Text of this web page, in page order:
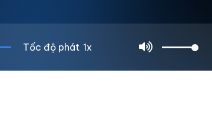
Tốc độ phát 1x